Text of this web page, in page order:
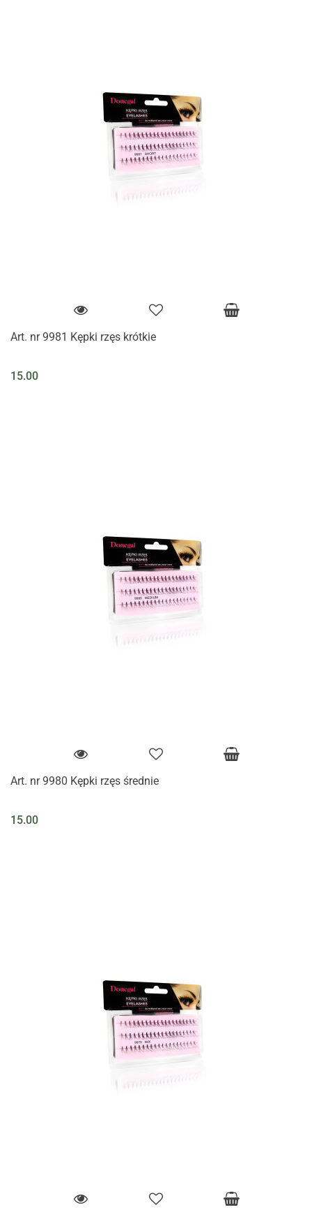
Art. nr 9981 Kępki rzęs krótkie
15.00
Art. nr 9980 Kępki rzęs średnie
15.00